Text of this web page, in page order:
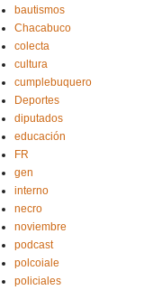
bautismos
Chacabuco
colecta
cultura
cumplebuquero
Deportes
diputados
educación
FR
gen
interno
necro
noviembre
podcast
polcoiale
policiales